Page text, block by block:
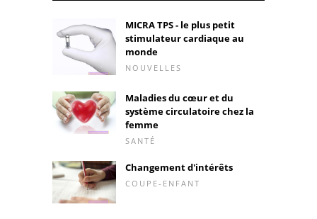
MICRA TPS - le plus petit
stimulateur cardiaque au
monde
NOUVELLES
Maladies du cœur et du
système circulatoire chez la
femme
SANTÉ
Changement d'intérêts
COUPE-ENFANT